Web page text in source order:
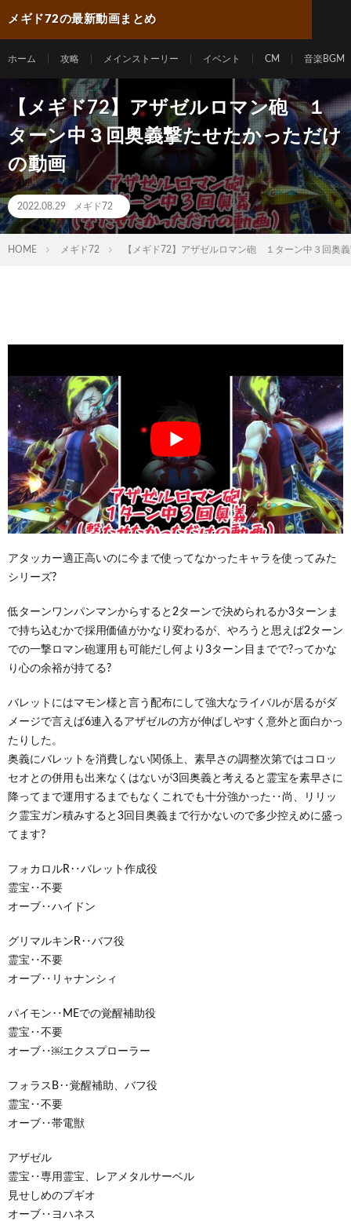
メギド72の最新動画まとめ
ホーム 攻略 メインストーリー イベント CM 音楽BGM
【メギド72】アザゼルロマン砲 １
ターン中３回奥義撃たせたかっただけ
の動画
2022.08.29 メギド72
HOME メギド72 【メギド72】アザゼルロマン砲 １ターン中３回奥
アタッカー適正高いのに今まで使ってなかったキャラを使ってみた
シリーズ?
低ターンワンパンマンからすると2ターンで決められるか3ターンま
で持ち込むかで採用価値がかなり変わるが、やろうと思えば2ターン
での一撃ロマン砲運用も可能だし何より3ターン目までで?ってかな
り心の余裕が持てる?
バレットにはマモン様と言う配布にして強大なライバルが居るがダ
メージで言えば6連入るアザゼルの方が伸ばしやすく意外と面白かっ
たりした。
奥義にバレットを消費しない関係上、素早さの調整次第ではコロッ
セオとの併用も出来なくはないが3回奥義と考えると霊宝を素早さに
降ってまで運用するまでもなくこれでも十分強かった‥尚、リリッ
ク霊宝ガン積みすると3回目奥義まで行かないので多少控えめに盛っ
てます?
フォカロルR‥バレット作成役
霊宝‥不要
オーブ‥ハイドン
グリマルキンR‥バフ役
霊宝‥不要
オーブ‥リャナンシィ
パイモン‥MEでの覚醒補助役
霊宝‥不要
オーブ‥￼エクスプローラー
フォラスB‥覚醒補助、バフ役
霊宝‥不要
オーブ‥帯電獣
アザゼル
霊宝‥専用霊宝、レアメタルサーベル
見せしめのプギオ
オーブ‥ヨハネス